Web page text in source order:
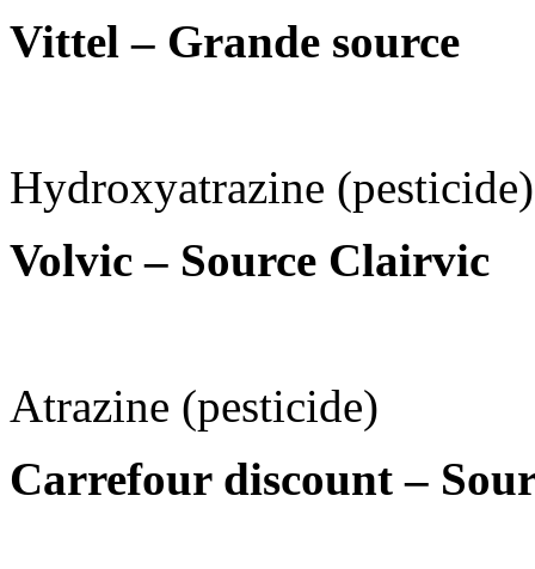
Vittel – Grande source
Hydroxyatrazine (pesticide)
Volvic – Source Clairvic
Atrazine (pesticide)
Carrefour discount –